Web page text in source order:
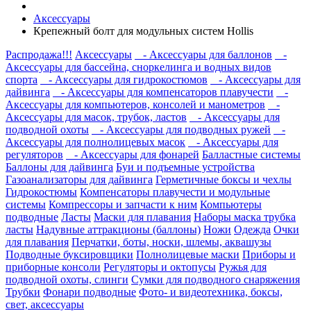
Аксессуары
Крепежный болт для модульных систем Hollis
Распродажа!!! Аксессуары - Аксессуары для баллонов
-
Аксессуары для бассейна, сноркелинга и водных видов
спорта
- Аксессуары для гидрокостюмов
- Аксессуары для
дайвинга
- Аксессуары для компенсаторов плавучести
-
Аксессуары для компьютеров, консолей и манометров
-
Аксессуары для масок, трубок, ластов
- Аксессуары для
подводной охоты
- Аксессуары для подводных ружей
-
Аксессуары для полнолицевых масок
- Аксессуары для
регуляторов
- Аксессуары для фонарей Балластные системы
Баллоны для дайвинга Буи и подъемные устройства
Газоанализаторы для дайвинга Герметичные боксы и чехлы
Гидрокостюмы Компенсаторы плавучести и модульные
системы Компрессоры и запчасти к ним Компьютеры
подводные Ласты Маски для плавания Наборы маска трубка
ласты Надувные аттракционы (баллоны) Ножи Одежда Очки
для плавания Перчатки, боты, носки, шлемы, аквашузы
Подводные буксировщики Полнолицевые маски Приборы и
приборные консоли Регуляторы и октопусы Ружья для
подводной охоты, слинги Сумки для подводного снаряжения
Трубки Фонари подводные Фото- и видеотехника, боксы,
свет, аксессуары